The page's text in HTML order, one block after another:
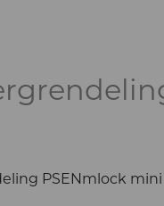
PSENmlock mini